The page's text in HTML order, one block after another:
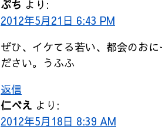
ぷち より:
2012年5月21日 6:43 PM
ぜひ、イケてる若い、都会のお
ださい。うふふ
返信
仁べえ より:
2012年5月18日 8:39 AM